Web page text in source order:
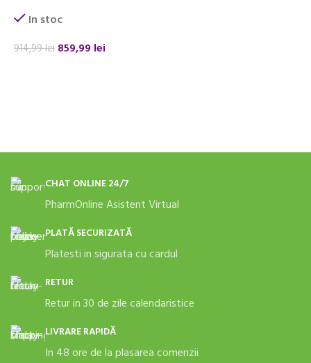
In stoc
914,99lei 859,99 lei
CHAT ONLINE 24/7
PharmOnline Asistent Virtual
PLATĂ SECURIZATĂ
Platesti in sigurata cu cardul
RETUR
Retur in 30 de zile calendaristice
LIVRARE RAPIDĂ
In 48 ore de la plasarea comenzii